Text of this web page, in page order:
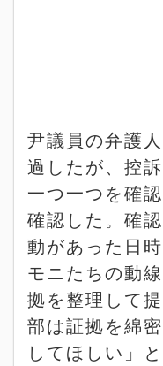
尹議員の弁護
過したが、控
一つ一つを確
確認した。確
動があった日
モニたちの動
拠を整理して
部は証拠を綿
してほしい」